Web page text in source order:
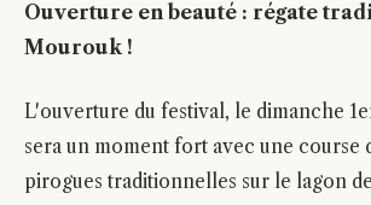
Ouverture en beauté : régate
Mourouk !
L'ouverture du festival, le dimanche
sera un moment fort avec une course
pirogues traditionnelles sur le lagon